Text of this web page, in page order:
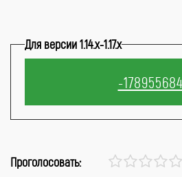
Для версии 1.14.x-1.17.x
Проголосовать: